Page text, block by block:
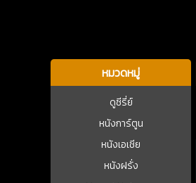
หมวดหมู่
ดูซีรี่ย์
หนังการ์ตูน
หนังเอเชีย
หนังฝรั่ง